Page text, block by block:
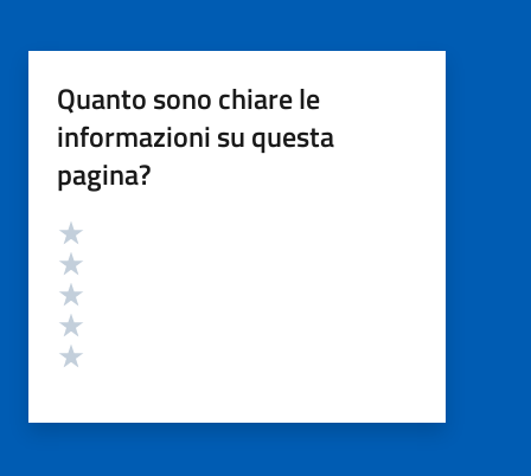
Quanto sono chiare le
informazioni su questa
pagina?
Valutazione